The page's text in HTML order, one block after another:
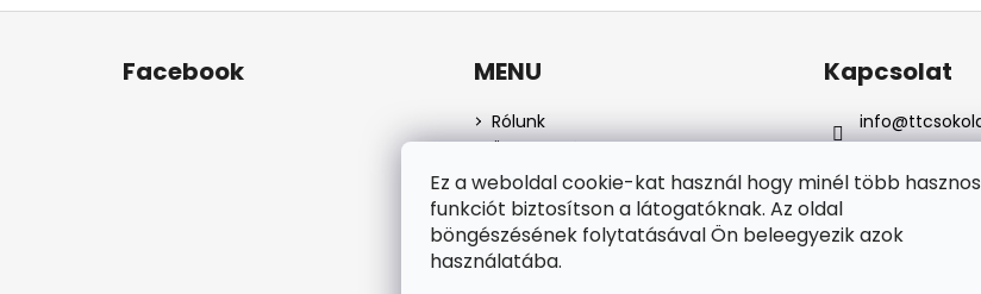
Ez a weboldal cookie-kat használ hogy minél több hasznos
funkciót biztosítson a látogatóknak. Az oldal
böngészésének folytatásával Ön beleegyezik azok
használatába.
L
Facebook MENU
Rólunk
Üzleti feltételek
Szemelyes adatok vedelme
Szállítás & fizetés
Webáruház értékelése
Rendelésem
Kapcsolat
info@
+36 302091716
Csokoládé